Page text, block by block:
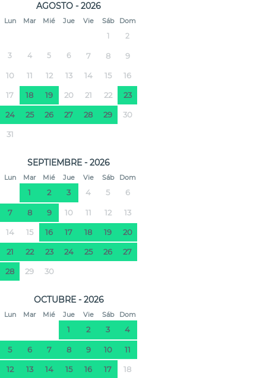
AGOSTO - 2026
Lun Mar Mié Jue Vie Sáb Dom
1 2
3 4 5 6 7 8 9
10 11 12 13 14 15 16
17 18 19 20 21 22 23
24 25 26 27 28 29 30
31
SEPTIEMBRE - 2026
Lun Mar Mié Jue Vie Sáb Dom
1 2 3 4 5 6
7 8 9 10 11 12 13
14 15 16 17 18 19 20
21 22 23 24 25 26 27
28 29 30
OCTUBRE - 2026
Lun Mar Mié Jue Vie Sáb Dom
1 2 3 4
5 6 7 8 9 10 11
12 13 14 15 16 17 18